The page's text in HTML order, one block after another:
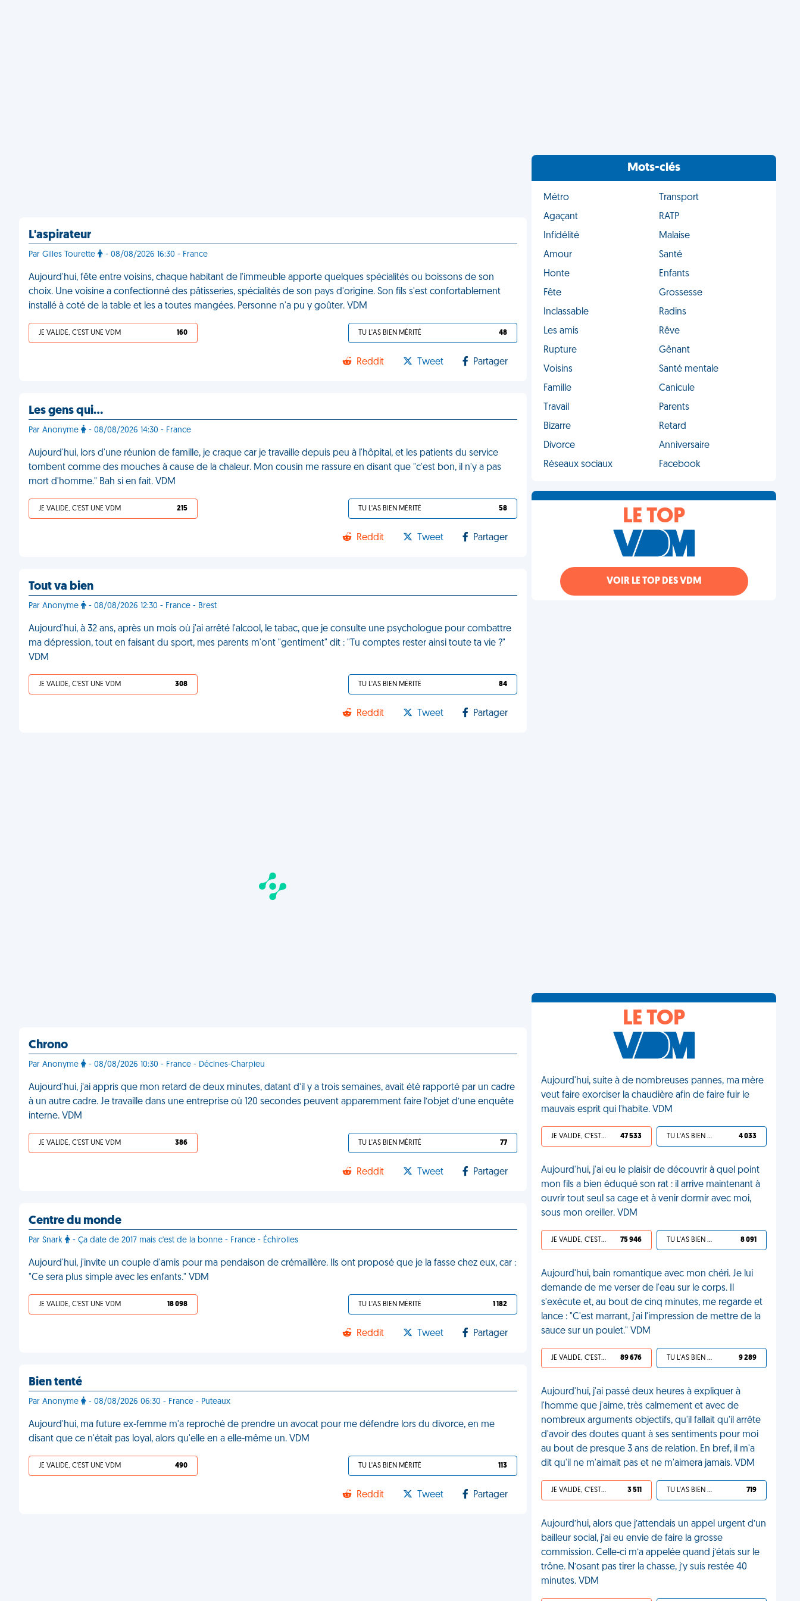
L'aspirateur
Par Gilles Tourette - 08/08/2026 16:30 - France
Aujourd'hui, fête entre voisins, chaque habitant de l'immeuble apporte quelques spécialités ou boissons de son
choix. Une voisine a confectionné des pâtisseries, spécialités de son pays d'origine. Son fils s'est confortablement
installé à coté de la table et les a toutes mangées. Personne n'a pu y goûter. VDM
JE VALIDE, C'EST UNE VDM 160 TU L'AS BIEN MÉRITÉ 48
Reddit Tweet Partager
Les gens qui…
Par Anonyme - 08/08/2026 14:30 - France
Aujourd'hui, lors d'une réunion de famille, je craque car je travaille depuis peu à l'hôpital, et les patients du service
tombent comme des mouches à cause de la chaleur. Mon cousin me rassure en disant que "c'est bon, il n'y a pas
mort d'homme." Bah si en fait. VDM
JE VALIDE, C'EST UNE VDM 215 TU L'AS BIEN MÉRITÉ 58
Reddit Tweet Partager
Tout va bien
Par Anonyme - 08/08/2026 12:30 - France - Brest
Aujourd'hui, à 32 ans, après un mois où j'ai arrêté l'alcool, le tabac, que je consulte une psychologue pour combattre
ma dépression, tout en faisant du sport, mes parents m'ont "gentiment" dit : "Tu comptes rester ainsi toute ta vie ?"
VDM
JE VALIDE, C'EST UNE VDM 308 TU L'AS BIEN MÉRITÉ 84
Reddit Tweet Partager
Chrono
Par Anonyme - 08/08/2026 10:30 - France - Décines-Charpieu
Aujourd'hui, j’ai appris que mon retard de deux minutes, datant d’il y a trois semaines, avait été rapporté par un cadre
à un autre cadre. Je travaille dans une entreprise où 120 secondes peuvent apparemment faire l’objet d’une enquête
interne. VDM
JE VALIDE, C'EST UNE VDM 386 TU L'AS BIEN MÉRITÉ 77
Reddit Tweet Partager
Centre du monde
Par Snark - Ça date de 2017 mais c'est de la bonne - France - Échirolles
Aujourd'hui, j'invite un couple d'amis pour ma pendaison de crémaillère. Ils ont proposé que je la fasse chez eux, car :
"Ce sera plus simple avec les enfants." VDM
JE VALIDE, C'EST UNE VDM 18 098 TU L'AS BIEN MÉRITÉ 1 182
Reddit Tweet Partager
Bien tenté
Par Anonyme - 08/08/2026 06:30 - France - Puteaux
Aujourd'hui, ma future ex-femme m'a reproché de prendre un avocat pour me défendre lors du divorce, en me
disant que ce n'était pas loyal, alors qu'elle en a elle-même un. VDM
JE VALIDE, C'EST UNE VDM 490 TU L'AS BIEN MÉRITÉ 113
Reddit Tweet Partager
Mots-clés
Métro
Transport
Agaçant
RATP
Infidélité
Malaise
Amour
Santé
Honte
Enfants
Fête
Grossesse
Inclassable
Radins
Les amis
Rêve
Rupture
Gênant
Voisins
Santé mentale
Famille
Canicule
Travail
Parents
Bizarre
Retard
Divorce
Anniversaire
Réseaux sociaux
Facebook
LE TOP
VOIR LE TOP DES VDM
LE TOP
Aujourd'hui, suite à de nombreuses pannes, ma mère
veut faire exorciser la chaudière afin de faire fuir le
mauvais esprit qui l'habite. VDM
JE VALIDE, C'EST UNE VDM 47 533 TU L'AS BIEN MÉRITÉ 4 033
Aujourd'hui, j'ai eu le plaisir de découvrir à quel point
mon fils a bien éduqué son rat : il arrive maintenant à
ouvrir tout seul sa cage et à venir dormir avec moi,
sous mon oreiller. VDM
JE VALIDE, C'EST UNE VDM 75 946 TU L'AS BIEN MÉRITÉ 8 091
Aujourd'hui, bain romantique avec mon chéri. Je lui
demande de me verser de l'eau sur le corps. Il
s'exécute et, au bout de cinq minutes, me regarde et
lance : "C'est marrant, j'ai l'impression de mettre de la
sauce sur un poulet." VDM
JE VALIDE, C'EST UNE VDM 89 676 TU L'AS BIEN MÉRITÉ 9 289
Aujourd'hui, j'ai passé deux heures à expliquer à
l'homme que j'aime, très calmement et avec de
nombreux arguments objectifs, qu'il fallait qu'il arrête
d'avoir des doutes quant à ses sentiments pour moi
au bout de presque 3 ans de relation. En bref, il m'a
dit qu'il ne m'aimait pas et ne m'aimera jamais. VDM
JE VALIDE, C'EST UNE VDM 3 511 TU L'AS BIEN MÉRITÉ 719
Aujourd’hui, alors que j’attendais un appel urgent d’un
bailleur social, j’ai eu envie de faire la grosse
commission. Celle-ci m’a appelée quand j’étais sur le
trône. N’osant pas tirer la chasse, j’y suis restée 40
minutes. VDM